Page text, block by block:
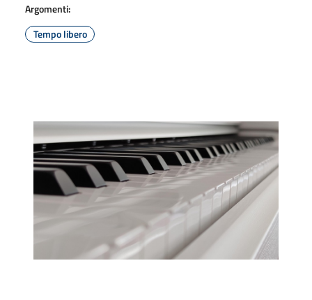
Argomenti:
Tempo libero